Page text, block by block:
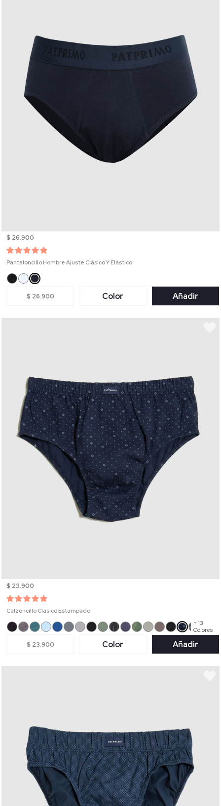
$ 26.900
Pantaloncillo Hombre Ajuste Clásico Y Elástico
$ 26.900 Color Añadir
$ 23.900
Calzoncillo Clasico Estampado
+ 13
Colores
$ 23.900 Color Añadir